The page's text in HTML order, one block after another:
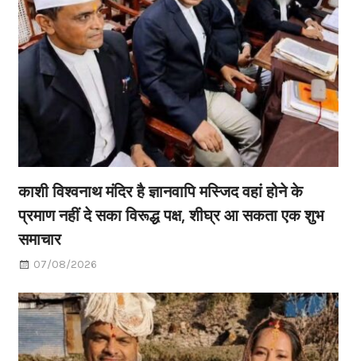
काशी विश्वनाथ मंदिर है ज्ञानवापि मस्जिद वहां होने के
प्रमाण नहीं दे सका विरूद्ध पक्ष, शीघ्र आ सकता एक शुभ
समाचार
07/08/2026